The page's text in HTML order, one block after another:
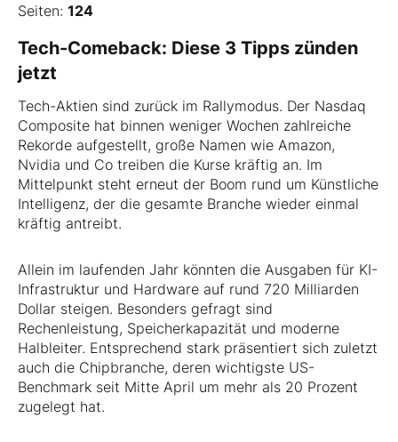
Seiten: 124
Tech-Comeback: Diese 3 Tipps zünden
jetzt
Tech-Aktien sind zurück im Rallymodus. Der Nasdaq
Composite hat binnen weniger Wochen zahlreiche
Rekorde aufgestellt, große Namen wie Amazon,
Nvidia und Co treiben die Kurse kräftig an. Im
Mittelpunkt steht erneut der Boom rund um Künstliche
Intelligenz, der die gesamte Branche wieder einmal
kräftig antreibt.
Allein im laufenden Jahr könnten die Ausgaben für KI-
Infrastruktur und Hardware auf rund 720 Milliarden
Dollar steigen. Besonders gefragt sind
Rechenleistung, Speicherkapazität und moderne
Halbleiter. Entsprechend stark präsentiert sich zuletzt
auch die Chipbranche, deren wichtigste US-
Benchmark seit Mitte April um mehr als 20 Prozent
zugelegt hat.